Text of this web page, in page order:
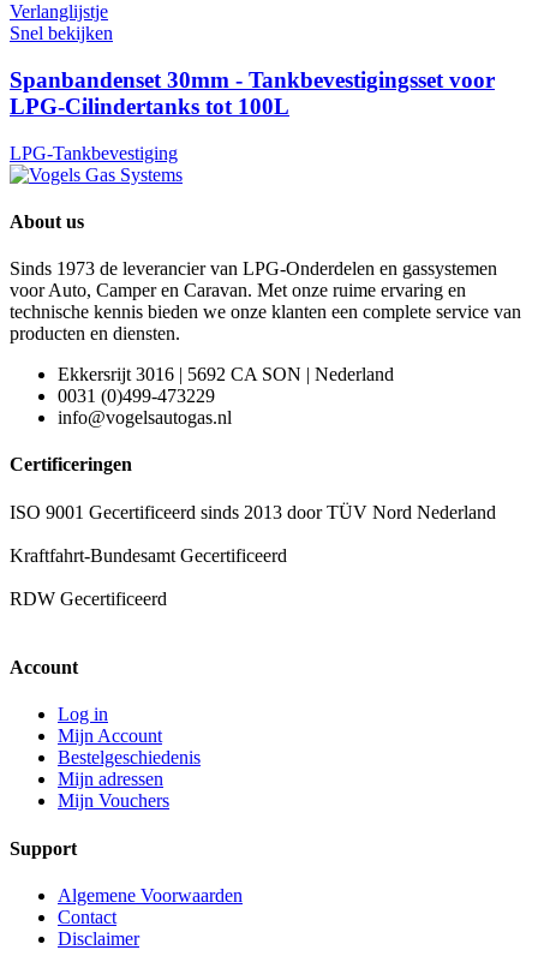
Verlanglijstje
Snel bekijken
Spanbandenset 30mm - Tankbevestigingsset voor
LPG-Cilindertanks tot 100L
LPG-Tankbevestiging
About us
Sinds 1973 de leverancier van LPG-Onderdelen en gassystemen
voor Auto, Camper en Caravan. Met onze ruime ervaring en
technische kennis bieden we onze klanten een complete service van
producten en diensten.
Ekkersrijt 3016 | 5692 CA SON | Nederland
0031 (0)499-473229
info@vogelsautogas.nl
Certificeringen
ISO 9001 Gecertificeerd sinds 2013 door TÜV Nord Nederland
Kraftfahrt-Bundesamt Gecertificeerd
RDW Gecertificeerd
Account
Log in
Mijn Account
Bestelgeschiedenis
Mijn adressen
Mijn Vouchers
Support
Algemene Voorwaarden
Contact
Disclaimer